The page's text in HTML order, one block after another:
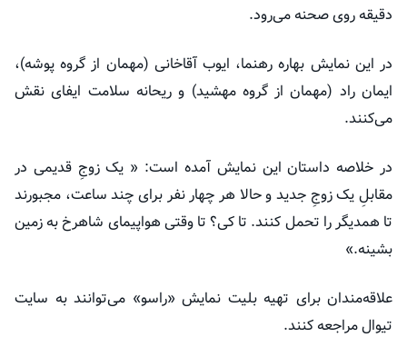
دقیقه روی صحنه می‌رود.
در این نمایش بهاره ‌رهنما، ایوب ‌آقاخانی (مهمان از گروه پوشه)،
ایمان ‌راد (مهمان از گروه مهشید) و ریحانه ‌سلامت ایفای نقش
می‌کنند.
در خلاصه داستان این نمایش آمده است: « یک زوجِ قدیمی در
مقابلِ یک زوجِ جدید و حالا هر چهار نفر برای چند ساعت، مجبورند
تا همدیگر را تحمل کنند. تا کی؟ تا وقتی هواپیمای شاهرخ به زمین
بشینه.»
علاقه‌مندان برای تهیه بلیت نمایش «راسو» می‌توانند به سایت
تیوال مراجعه کنند.